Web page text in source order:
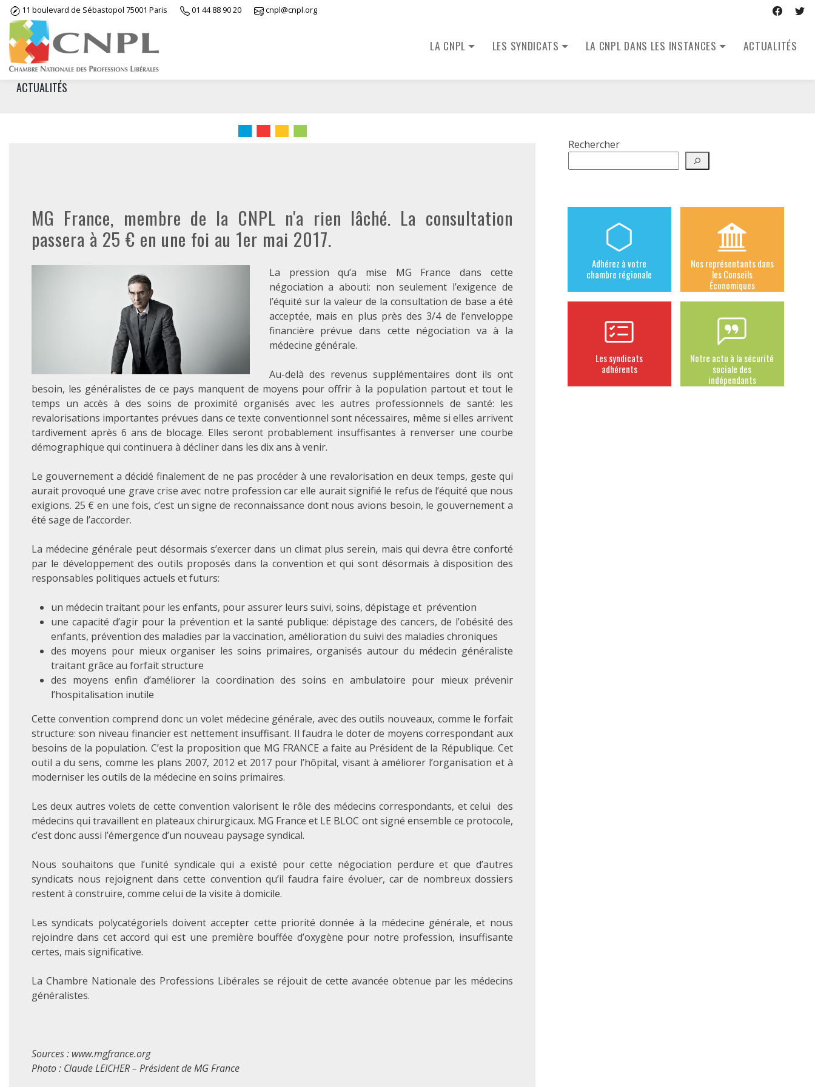
Skip
content
11 boulevard de Sébastopol 75001 Paris 01 44 88 90 20 cnpl@cnpl.org
LA CNPL LES SYNDICATS LA CNPL DANS LES INSTANCES ACTUALITÉS
ACTUALITÉS
MG France, membre de la CNPL n'a rien lâché. La consultation
passera à 25 € en une foi au 1er mai 2017.
La pression qu’a mise MG France dans cette
négociation a abouti: non seulement l’exigence de
l’équité sur la valeur de la consultation de base a été
acceptée, mais en plus près des 3/4 de l’enveloppe
financière prévue dans cette négociation va à la
médecine générale.
Au-delà des revenus supplémentaires dont ils ont
besoin, les généralistes de ce pays manquent de moyens pour offrir à la population partout et tout le
temps un accès à des soins de proximité organisés avec les autres professionnels de santé: les
revalorisations importantes prévues dans ce texte conventionnel sont nécessaires, même si elles arrivent
tardivement après 6 ans de blocage. Elles seront probablement insuffisantes à renverser une courbe
démographique qui continuera à décliner dans les dix ans à venir.
Le gouvernement a décidé finalement de ne pas procéder à une revalorisation en deux temps, geste qui
aurait provoqué une grave crise avec notre profession car elle aurait signifié le refus de l’équité que nous
exigions. 25 € en une fois, c’est un signe de reconnaissance dont nous avions besoin, le gouvernement a
été sage de l’accorder.
La médecine générale peut désormais s’exercer dans un climat plus serein, mais qui devra être conforté
par le développement des outils proposés dans la convention et qui sont désormais à disposition des
responsables politiques actuels et futurs:
un médecin traitant pour les enfants, pour assurer leurs suivi, soins, dépistage et prévention
une capacité d’agir pour la prévention et la santé publique: dépistage des cancers, de l’obésité des
enfants, prévention des maladies par la vaccination, amélioration du suivi des maladies chroniques
des moyens pour mieux organiser les soins primaires, organisés autour du médecin généraliste
traitant grâce au forfait structure
des moyens enfin d’améliorer la coordination des soins en ambulatoire pour mieux prévenir
l’hospitalisation inutile
Cette convention comprend donc un volet médecine générale, avec des outils nouveaux, comme le forfait
structure: son niveau financier est nettement insuffisant. Il faudra le doter de moyens correspondant aux
besoins de la population. C’est la proposition que MG FRANCE a faite au Président de la République. Cet
outil a du sens, comme les plans 2007, 2012 et 2017 pour l’hôpital, visant à améliorer l’organisation et à
moderniser les outils de la médecine en soins primaires.
Les deux autres volets de cette convention valorisent le rôle des médecins correspondants, et celui des
médecins qui travaillent en plateaux chirurgicaux. MG France et LE BLOC ont signé ensemble ce protocole,
c’est donc aussi l’émergence d’un nouveau paysage syndical.
Nous souhaitons que l’unité syndicale qui a existé pour cette négociation perdure et que d’autres
syndicats nous rejoignent dans cette convention qu’il faudra faire évoluer, car de nombreux dossiers
restent à construire, comme celui de la visite à domicile.
Les syndicats polycatégoriels doivent accepter cette priorité donnée à la médecine générale, et nous
rejoindre dans cet accord qui est une première bouffée d’oxygène pour notre profession, insuffisante
certes, mais significative.
La Chambre Nationale des Professions Libérales se réjouit de cette avancée obtenue par les médecins
généralistes.
Sources : www.mgfrance.org
Photo : Claude LEICHER – Président de MG France
Rechercher
Adhérez à votre
chambre régionale
Nos représentants dans
les Conseils
Économiques
Les syndicats
adhérents
Notre actu à la sécurité
sociale des
indépendants